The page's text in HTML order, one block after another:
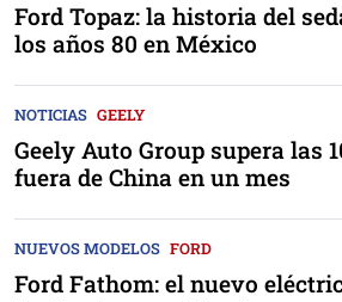
Ford Topaz: la historia del
los años 80 en México
NOTICIAS GEELY
Geely Auto Group supera las
fuera de China en un mes
NUEVOS MODELOS FORD
Ford Fathom: el nuevo